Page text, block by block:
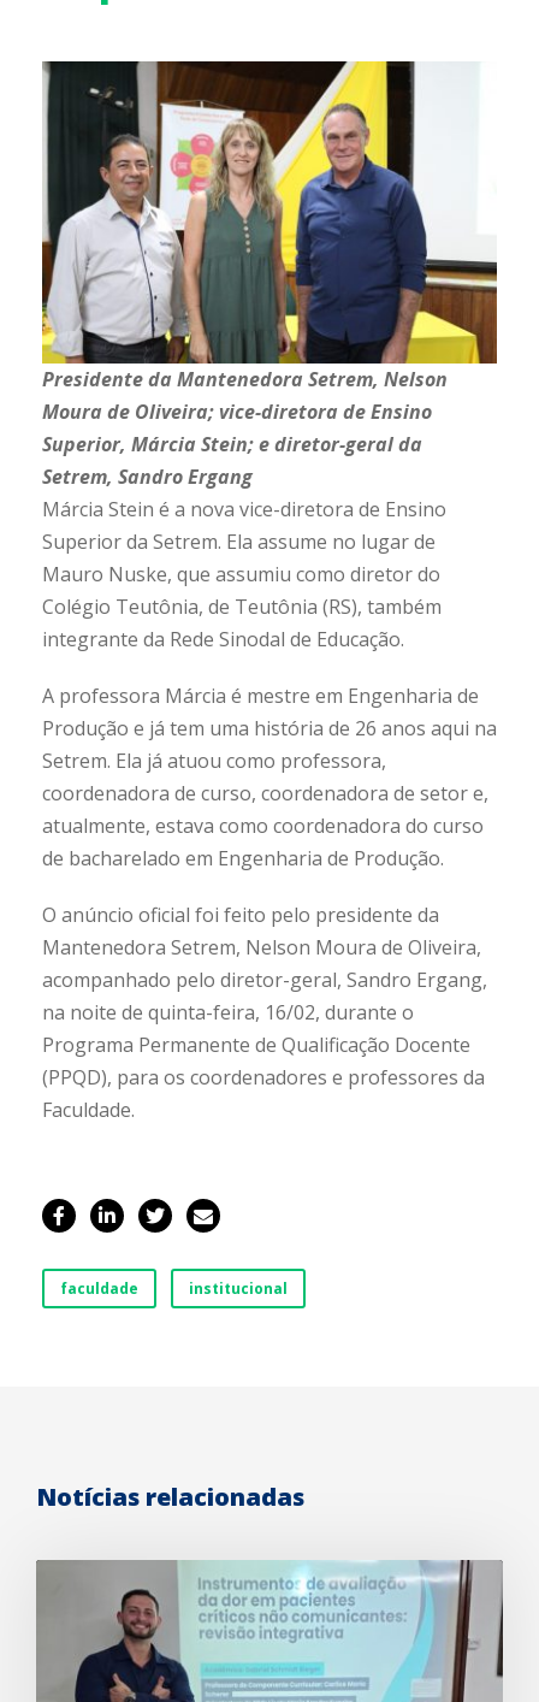
Presidente da Mantenedora Setrem, Nelson
Moura de Oliveira; vice-diretora de Ensino
Superior, Márcia Stein; e diretor-geral da
Setrem, Sandro Ergang
Márcia Stein é a nova vice-diretora de Ensino
Superior da Setrem. Ela assume no lugar de
Mauro Nuske, que assumiu como diretor do
Colégio Teutônia, de Teutônia (RS), também
integrante da Rede Sinodal de Educação.
A professora Márcia é mestre em Engenharia de
Produção e já tem uma história de 26 anos aqui na
Setrem. Ela já atuou como professora,
coordenadora de curso, coordenadora de setor e,
atualmente, estava como coordenadora do curso
de bacharelado em Engenharia de Produção.
O anúncio oficial foi feito pelo presidente da
Mantenedora Setrem, Nelson Moura de Oliveira,
acompanhado pelo diretor-geral, Sandro Ergang,
na noite de quinta-feira, 16/02, durante o
Programa Permanente de Qualificação Docente
(PPQD), para os coordenadores e professores da
Faculdade.
faculdade institucional
Notícias relacionadas